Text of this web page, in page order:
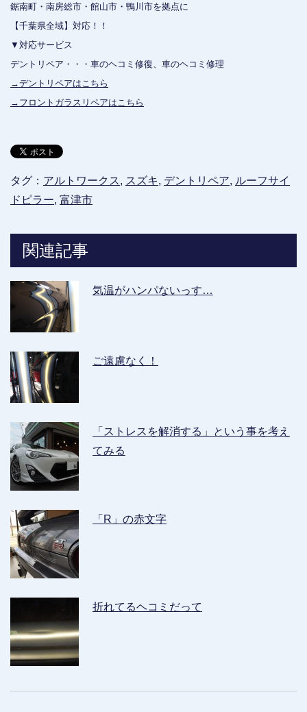
鋸南町・南房総市・館山市・鴨川市を拠点に
【千葉県全域】対応！！
▼対応サービス
デントリペア・・・車のヘコミ修復、車のヘコミ修理
→デントリペアはこちら
→フロントガラスリペアはこちら
タグ： アルトワークス, スズキ, デントリペア, ルーフサイ
ドピラー, 富津市
関連記事
気温がハンパないっす…
ご遠慮なく！
「ストレスを解消する」という事を考え
てみる
「R」の赤文字
折れてるヘコミだって